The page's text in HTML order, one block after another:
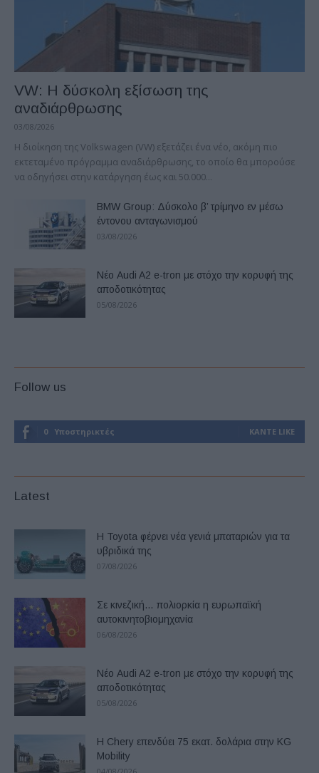
VW: Η δύσκολη εξίσωση της
αναδιάρθρωσης
03/08/2026
Η διοίκηση της Volkswagen (VW) εξετάζει ένα νέο, ακόμη πιο
εκτεταμένο πρόγραμμα αναδιάρθρωσης, το οποίο θα μπορούσε
να οδηγήσει στην κατάργηση έως και 50.000...
BMW Group: Δύσκολο β’ τρίμηνο εν μέσω
έντονου ανταγωνισμού
03/08/2026
Νέο Audi A2 e-tron με στόχο την κορυφή της
αποδοτικότητας
05/08/2026
Follow us
0 Υποστηρικτές ΚΆΝΤΕ LIKE
Latest
Η Toyota φέρνει νέα γενιά μπαταριών για τα
υβριδικά της
07/08/2026
Σε κινεζική… πολιορκία η ευρωπαϊκή
αυτοκινητοβιομηχανία
06/08/2026
Νέο Audi A2 e-tron με στόχο την κορυφή της
αποδοτικότητας
05/08/2026
Η Chery επενδύει 75 εκατ. δολάρια στην KG
Mobility